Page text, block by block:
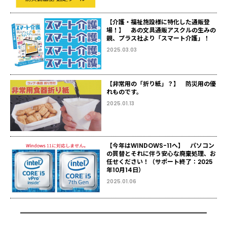
【介護・福祉施設様に特化した通販登
場！】 あの文具通販アスクルの生みの
親、プラス社より「スマート介護」！
2025.03.03
【非常用の「折り紙」？】 防災用の優
れものです。
2025.01.13
【今年はWINDOWS-11へ】 パソコン
の買替とそれに伴う安心な廃棄処理、お
任せください！（サポート終了：2025
年10月14日）
2025.01.06